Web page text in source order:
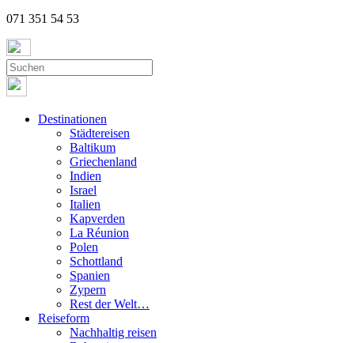
071 351 54 53
Destinationen
Städtereisen
Baltikum
Griechenland
Indien
Israel
Italien
Kapverden
La Réunion
Polen
Schottland
Spanien
Zypern
Rest der Welt…
Reiseform
Nachhaltig reisen